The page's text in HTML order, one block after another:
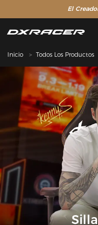
El
Inicio Todos Los Productos